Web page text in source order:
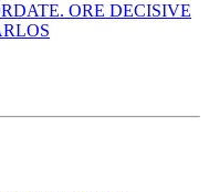
ORE DECISIVE